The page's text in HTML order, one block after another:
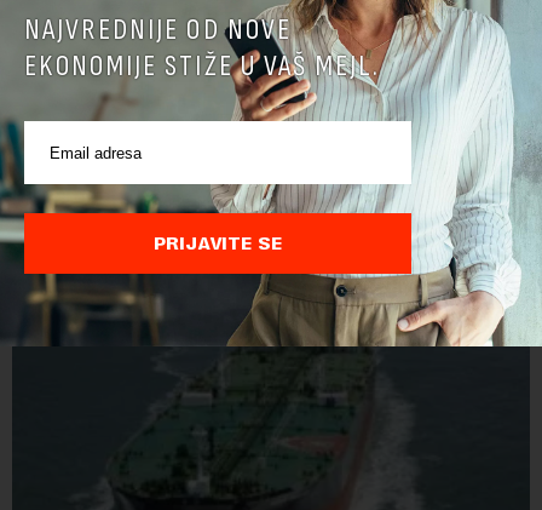
Belgija najveći izvoznik piva u EU
Belgija je prošle godine izvezla u zemlje u i van EU 1,5 milijardi
litara piva sa alkoholom i bila je najveći izvoznik u bloku,
saopštio je Eurostat povodom Međunarodnog dana piva koji
se obeležava danas. ...
NAJVREDNIJE OD NOVE
EKONOMIJE STIŽE U VAŠ MEJL.
PRIJAVITE SE